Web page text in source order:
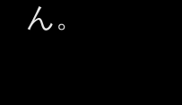
ん。